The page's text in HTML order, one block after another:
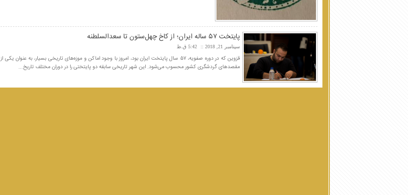
پایتخت ۵۷ ساله ایران؛ از کاخ چهل‌ستون تا سعدالسلطنه
سپتامبر 21, 2018 5:42 ق.ظ
قزوین که در دوره صفویه، ۵۷ سال پایتخت ایران بود، امروز با وجود اماکن و موزه‌های تاریخی بسیار، به عنوان یکی از
مقصدهای گردشگری کشور محسوب می‌شود. این شهر تاریخی سابقه دو پایتختی را در دوران مختلف تاریخ...